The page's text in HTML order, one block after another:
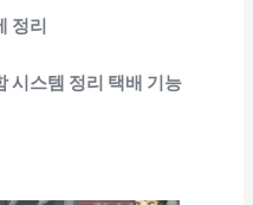
정리
시스템 정리 택배 기능